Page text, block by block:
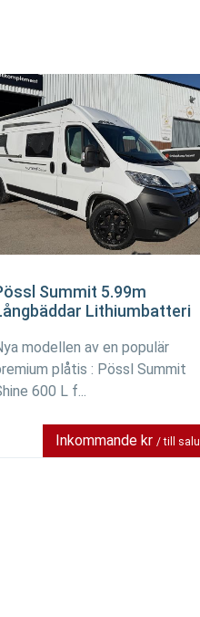
Summit 5.99m
Lithiumbatteri
modellen av en populär
plåtis : Pössl Summit
600 L f...
Inkommande kr / till salu